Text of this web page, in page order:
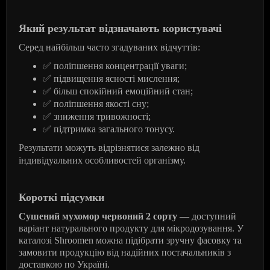
Який результат відзначають користувачі
Серед найбільш часто згадуваних відчуттів:
✅ поліпшення концентрації уваги;
✅ підвищення ясності мислення;
✅ більш спокійний емоційний стан;
✅ поліпшення якості сну;
✅ зниження тривожності;
✅ підтримка загального тонусу.
Результати можуть відрізнятися залежно від
індивідуальних особливостей організму.
Короткі підсумки
Сушений мухомор червоний 2 сорту — доступний
варіант натурального продукту для мікродозування. У
каталозі Shroomen можна підібрати зручну фасовку та
замовити продукцію від надійних постачальників з
доставкою по Україні.